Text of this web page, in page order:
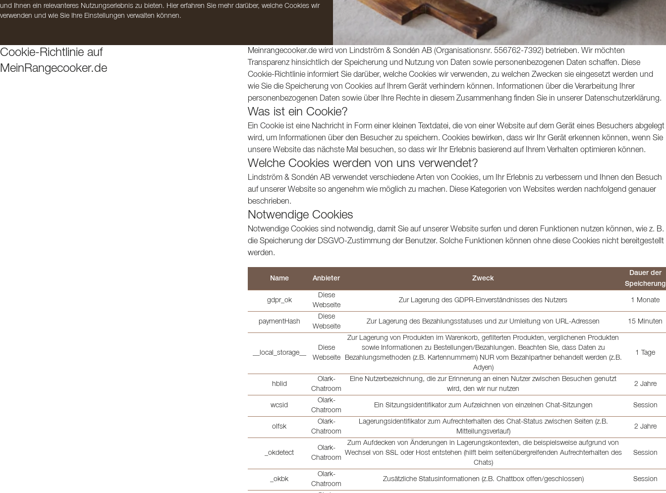
und Ihnen ein relevanteres Nutzungserlebnis zu bieten. Hier erfahren Sie mehr darüber, welche Cookies wir
verwenden und wie Sie Ihre Einstellungen verwalten können.
Cookie-Richtlinie auf
MeinRangecooker.de
Meinrangecooker.de wird von Lindström & Sondén AB (Organisationsnr. 556762-7392) betrieben. Wir möchten
Transparenz hinsichtlich der Speicherung und Nutzung von Daten sowie personenbezogenen Daten schaffen. Diese
Cookie-Richtlinie informiert Sie darüber, welche Cookies wir verwenden, zu welchen Zwecken sie eingesetzt werden und
wie Sie die Speicherung von Cookies auf Ihrem Gerät verhindern können. Informationen über die Verarbeitung Ihrer
personenbezogenen Daten sowie über Ihre Rechte in diesem Zusammenhang finden Sie in unserer Datenschutzerklärung.
Was ist ein Cookie?
Ein Cookie ist eine Nachricht in Form einer kleinen Textdatei, die von einer Website auf dem Gerät eines Besuchers abgelegt
wird, um Informationen über den Besucher zu speichern. Cookies bewirken, dass wir Ihr Gerät erkennen können, wenn Sie
unsere Website das nächste Mal besuchen, so dass wir Ihr Erlebnis basierend auf Ihrem Verhalten optimieren können.
Welche Cookies werden von uns verwendet?
Lindström & Sondén AB verwendet verschiedene Arten von Cookies, um Ihr Erlebnis zu verbessern und Ihnen den Besuch
auf unserer Website so angenehm wie möglich zu machen. Diese Kategorien von Websites werden nachfolgend genauer
beschrieben.
Notwendige Cookies
Notwendige Cookies sind notwendig, damit Sie auf unserer Website surfen und deren Funktionen nutzen können, wie z. B.
die Speicherung der DSGVO-Zustimmung der Benutzer. Solche Funktionen können ohne diese Cookies nicht bereitgestellt
werden.
Name Anbieter Zweck
Dauer der
Speicherung
gdpr_ok
Diese
Webseite
Zur Lagerung des GDPR-Einverständnisses des Nutzers 1 Monate
paymentHash
Diese
Webseite
Zur Lagerung des Bezahlungsstatuses und zur Umleitung von URL-Adressen 15 Minuten
__local_storage__
Diese
Webseite
Zur Lagerung von Produkten im Warenkorb, gefilterten Produkten, verglichenen Produkten
sowie Informationen zu Bestellungen/Bezahlungen. Beachten Sie, dass Daten zu
Bezahlungsmethoden (z.B. Kartennummern) NUR vom Bezahlpartner behandelt werden (z.B.
Adyen)
1 Tage
hblid
Olark-
Chatroom
Eine Nutzerbezeichnung, die zur Erinnerung an einen Nutzer zwischen Besuchen genutzt
wird, den wir nur nutzen
2 Jahre
wcsid
Olark-
Chatroom
Ein Sitzungsidentifikator zum Aufzeichnen von einzelnen Chat-Sitzungen Session
olfsk
Olark-
Chatroom
Lagerungsidentifikator zum Aufrechterhalten des Chat-Status zwischen Seiten (z.B.
Mitteilungsverlauf)
2 Jahre
_okdetect
Olark-
Chatroom
Zum Aufdecken von Änderungen in Lagerungskontexten, die beispielsweise aufgrund von
Wechsel von SSL oder Host entstehen (hilft beim seitenübergreifenden Aufrechterhalten des
Chats)
Session
_okbk
Olark-
Chatroom
Zusätzliche Statusinformationen (z.B. Chattbox offen/geschlossen) Session